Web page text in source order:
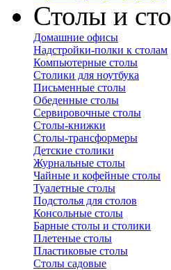
Столы и
Домашние офисы
Надстройки-полки к столам
Компьютерные столы
Столики для ноутбука
Письменные столы
Обеденные столы
Сервировочные столы
Столы-книжки
Столы-трансформеры
Детские столики
Журнальные столы
Чайные и кофейные столы
Туалетные столы
Подстолья для столов
Консольные столы
Барные столы и столики
Плетеные столы
Пластиковые столы
Столы садовые